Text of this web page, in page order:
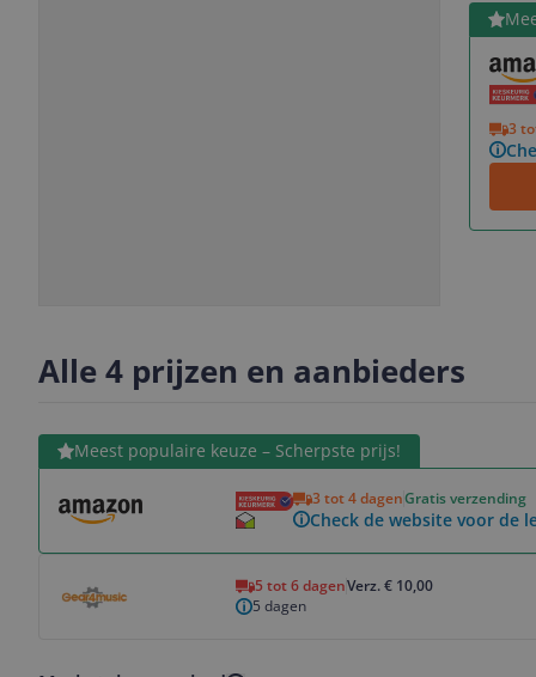
3
Bekijk
Alle 4 prijzen en aanbieders
Meest populaire keuze – Scherpste prijs!
3 tot 4 dagenGratis verzending
Check de website voor de
Bekijk product
5 tot 6 dagenVerz. € 10,00
5 dagen